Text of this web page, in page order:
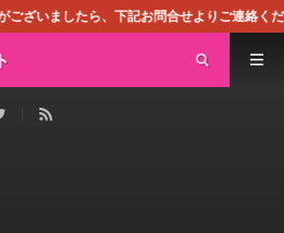
記お問合せよりご連絡ください。即刻対